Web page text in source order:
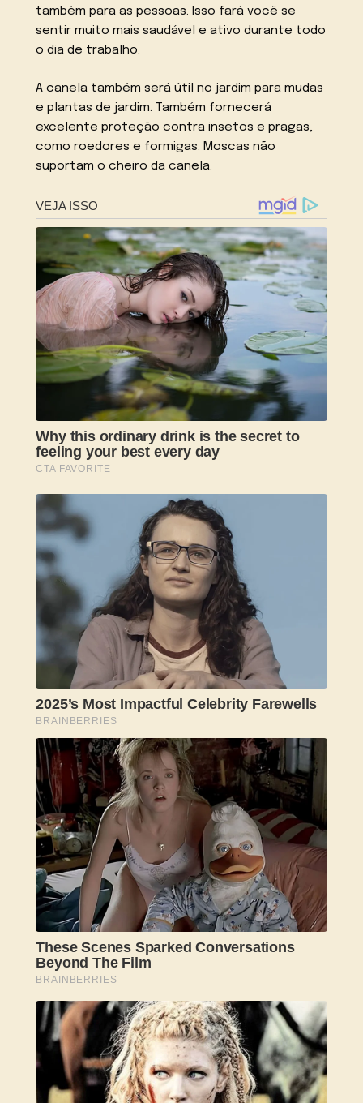
também para as pessoas. Isso fará você se
sentir muito mais saudável e ativo durante todo
o dia de trabalho.
A canela também será útil no jardim para mudas
e plantas de jardim. Também fornecerá
excelente proteção contra insetos e pragas,
como roedores e formigas. Moscas não
suportam o cheiro da canela.